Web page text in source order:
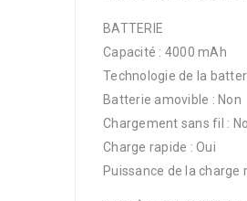
BATTERIE
Capacité : 4000 mAh
Technologie de la
Batterie amovible : Non
Chargement sans fil :
Charge rapide : Oui
Puissance de la charge